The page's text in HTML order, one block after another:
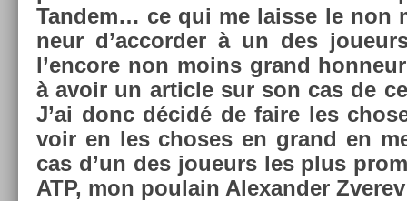
Tan­dem… ce qui me lais­se le non
neur d’ac­cord­er à un des
l’en­core non moins grand
à avoir un ar­ticle sur son cas de
J’ai donc décidé de faire les
voir en les choses en grand en
cas d’un des joueurs les plus
ATP, mon poulain Al­exand­er